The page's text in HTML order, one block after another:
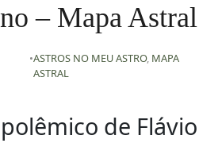
– Mapa Astral
•ASTROS NO MEU ASTRO, MAPA
ASTRAL
de Flávio